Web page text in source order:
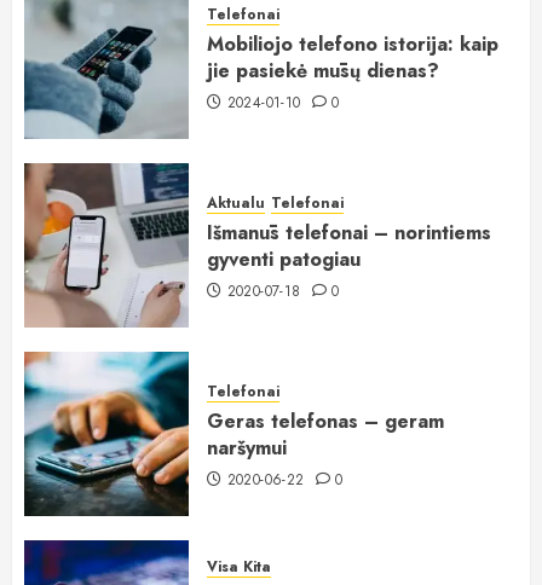
Telefonai
Mobiliojo telefono istorija: kaip
jie pasiekė mūsų dienas?
2024-01-10 0
Aktualu Telefonai
Išmanūs telefonai – norintiems
gyventi patogiau
2020-07-18 0
Telefonai
Geras telefonas – geram
naršymui
2020-06-22 0
Visa Kita